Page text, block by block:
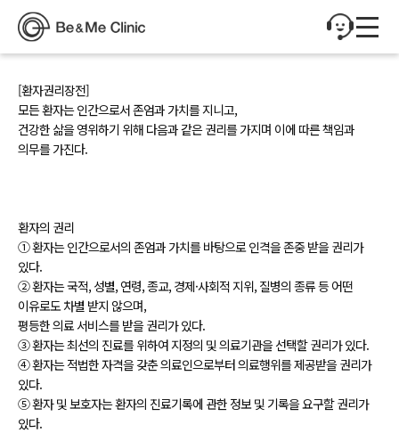
[환자권리장전]
모든 환자는 인간으로서 존엄과 가치를 지니고,
건강한 삶을 영위하기 위해 다음과 같은 권리를 가지며 이에 따른 책임과
의무를 가진다.
환자의 권리
① 환자는 인간으로서의 존엄과 가치를 바탕으로 인격을 존중 받을 권리가
있다.
② 환자는 국적, 성별, 연령, 종교, 경제·사회적 지위, 질병의 종류 등 어떤
이유로도 차별 받지 않으며,
평등한 의료 서비스를 받을 권리가 있다.
③ 환자는 최선의 진료를 위하여 지정의 및 의료기관을 선택할 권리가 있다.
④ 환자는 적법한 자격을 갖춘 의료인으로부터 의료행위를 제공받을 권리가
있다.
⑤ 환자 및 보호자는 환자의 진료기록에 관한 정보 및 기록을 요구할 권리가
있다.